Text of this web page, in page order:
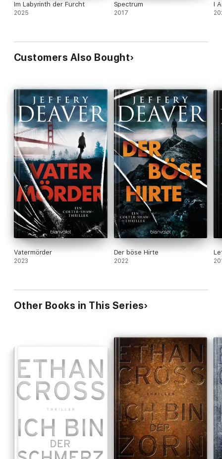
Im Labyrinth der Furcht
2025
Spectrum
2017
I
Customers Also Bought
Vatermörder
2023
Der böse Hirte
2022
Other Books in This Series